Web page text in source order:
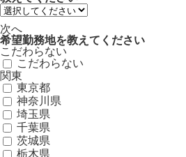
次へ
希望勤務地を教えてください
こだわらない
こだわらない
関東
東京都
神奈川県
埼玉県
千葉県
茨城県
栃木県